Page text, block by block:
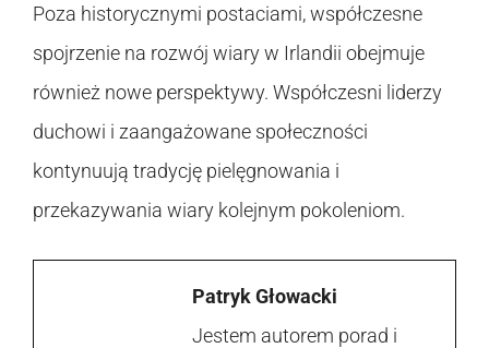
Poza historycznymi postaciami, współczesne
spojrzenie na rozwój wiary w Irlandii obejmuje
również nowe perspektywy. Współczesni liderzy
duchowi i zaangażowane społeczności
kontynuują tradycję pielęgnowania i
przekazywania wiary kolejnym pokoleniom.
Patryk Głowacki
Jestem autorem porad i